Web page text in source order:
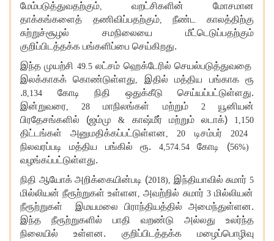
மேம்படுத்துவதற்கும், வறட்சிகளின் மோசமான
தாக்கங்களைத் தணிவிப்பதற்கும்,நீண்ட காலத்திற்கு
சுற்றுச்சூழல் சமநிலையை மீட்டெடுப்பதற்கும்
குறிப்பிடத்தக்க பங்களிப்பை செய்கிறது.
இந்த முயற்சி 49.5லட்சம் ஹெக்டேரில் செயல்படுத்துவதை
இலக்காகக் கொண்டுள்ளது, இதில் மத்திய பங்காக ரூ
.8,134 கோடி நிதி ஒதுக்கீடு செய்யப்பட்டுள்ளது.
இன்றுவரை, 28 மாநிலங்கள் மற்றும் 2யூனியன்
பிரதேசங்களில் (ஜம்மு& காஷ்மீர் மற்றும் லடாக்) 1,150
திட்டங்கள் அனுமதிக்கப்பட்டுள்ளன, 20 டிசம்பர் 2024
நிலவரப்படி மத்திய பங்கில் ரூ. 4,574.54கோடி (56%)
வழங்கப்பட்டுள்ளது.
நிதி ஆயோக் அறிக்கையின்படி (2018), இந்தியாவில் சுமார்5
மில்லியன் நீரூற்றுகள் உள்ளன,அவற்றில் சுமார் 3மில்லியன்
நீரூற்றுகள் இமயமலை பிராந்தியத்தில் அமைந்துள்ளன.
இந்த நீரூற்றுகளில் பாதி வறண்டு அல்லது உலர்ந்த
நிலையில் உள்ளன. குறிப்பிடத்தக்க மழைப்பொழிவு